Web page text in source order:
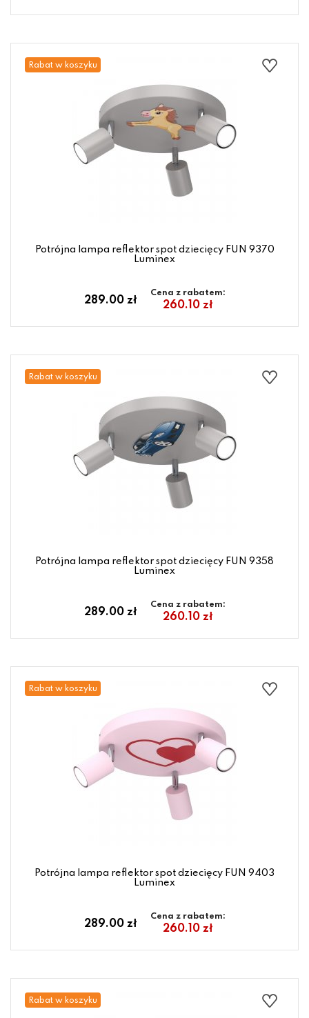
Rabat w koszyku
Potrójna lampa reflektor spot dziecięcy FUN 9370
Luminex
289.00 zł
Cena z rabatem:
260.10 zł
Rabat w koszyku
Potrójna lampa reflektor spot dziecięcy FUN 9358
Luminex
289.00 zł
Cena z rabatem:
260.10 zł
Rabat w koszyku
Potrójna lampa reflektor spot dziecięcy FUN 9403
Luminex
289.00 zł
Cena z rabatem:
260.10 zł
Rabat w koszyku